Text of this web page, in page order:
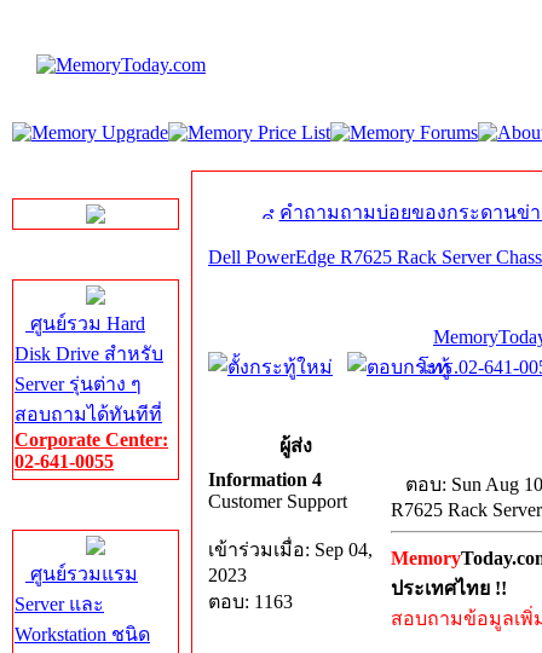
ศูนย์รวม Hard
Disk Drive สำหรับ
Server รุ่นต่าง ๆ
สอบถามได้ทันทีที่
Corporate Center:
02-641-0055
ศูนย์รวมแรม
Server และ
Workstation ชนิด
คำถามถามบ่อยของกระดานข่
Dell PowerEdge R7625 Rack Server
โทร.02-641-
ผู้ส่ง
Information 4
Customer Support
เข้าร่วมเมื่อ: Sep 04,
2023
ตอบ: 1163
ตอบ: Sun Aug
R7625 Rack
Memory
ประเทศไทย !!
สอบถามข้อมูลเพิ่